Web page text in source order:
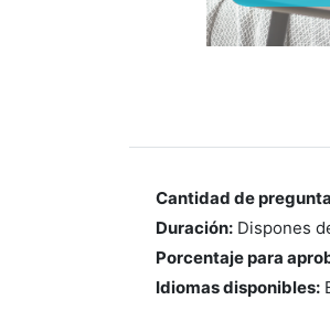
Cantidad de
Duración: Dispones
Porcentaje para
Idiomas disponibles: